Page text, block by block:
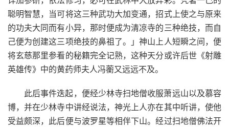
聪明智慧，当可将这三种武功大加变通，招式上使之与原来
的功夫大同而有小异，那时便成为清凉寺的三种绝技，而自
己便为创建这三项绝技的鼻祖了。」神山上人短瞬之间，便
将玄慈那里参看的秘籍完全记熟，这种天分或许后世《射雕
英雄传》中的黄药师夫人冯蘅又远远不及。
此后事件迭起，便经少林寺扫地僧收服萧远山以及慕容
博，并在少林寺中讲经说法，神光上人亦在其中听讲，使他
受益颇深，此后便与波罗星等相伴下山。经过扫地僧佛法开